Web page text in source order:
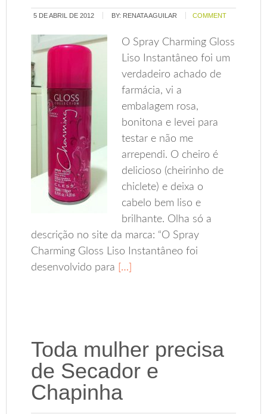
5 DE ABRIL DE 2012 BY: RENATA AGUILAR COMMENT
O Spray Charming Gloss
Liso Instantâneo foi um
verdadeiro achado de
farmácia, vi a
embalagem rosa,
bonitona e levei para
testar e não me
arrependi. O cheiro é
delicioso (cheirinho de
chiclete) e deixa o
cabelo bem liso e
brilhante. Olha só a
descrição no site da marca: “O Spray
Charming Gloss Liso Instantâneo foi
desenvolvido para […]
Toda mulher precisa
de Secador e
Chapinha